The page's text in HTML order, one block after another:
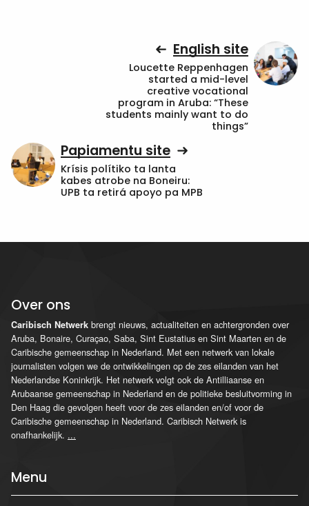
English site
Loucette Reppenhagen
started a mid-level
creative vocational
program in Aruba: “These
students mainly want to do
things”
Papiamentu site
Krísis polítiko ta lanta
kabes atrobe na Boneiru:
UPB ta retirá apoyo pa MPB
Over ons
Caribisch Netwerk brengt nieuws, actualiteiten en achtergronden over
Aruba, Bonaire, Curaçao, Saba, Sint Eustatius en Sint Maarten en de
Caribische gemeenschap in Nederland. Met een netwerk van lokale
journalisten volgen we de ontwikkelingen op de zes eilanden van het
Nederlandse Koninkrijk. Het netwerk volgt ook de Antilliaanse en
Arubaanse gemeenschap in Nederland en de politieke besluitvorming in
Den Haag die gevolgen heeft voor de zes eilanden en/of voor de
Caribische gemeenschap in Nederland. Caribisch Netwerk is
onafhankelijk. ...
Menu